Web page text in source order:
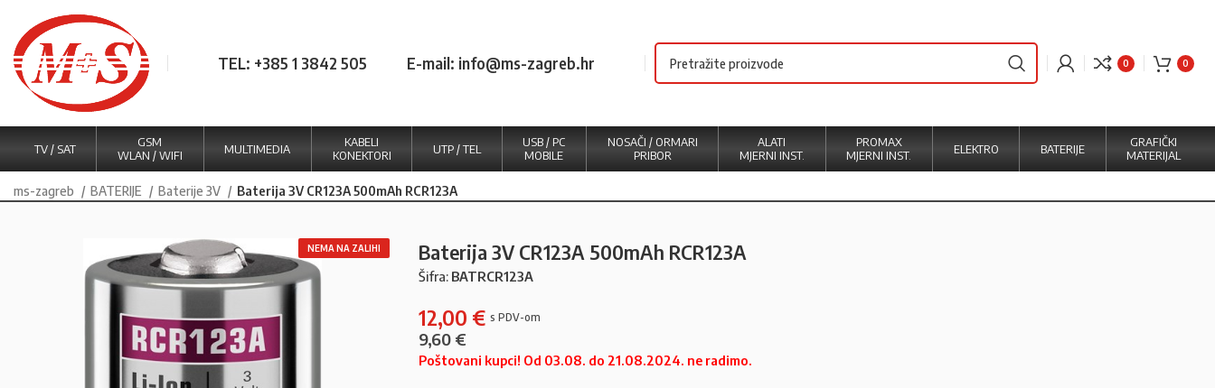
TEL: +385 1 3842 505 E-mail: info@ms-zagreb.hr 0 0
TV / SAT
GSM
WLAN / WIFI
MULTIMEDIA
KABELI
KONEKTORI
UTP / TEL
USB / PC
MOBILE
NOSAČI / ORMARI
PRIBOR
ALATI
MJERNI INST.
PROMAX
MJERNI INST.
ELEKTRO BATERIJE
GRAFIČKI
MATERIJAL
ms-zagreb BATERIJE Baterije 3V Baterija 3V CR123A 500mAh RCR123A
NEMA NA ZALIHI Baterija 3V CR123A 500mAh RCR123A
Šifra: BATRCR123A
12,00 €
9,60 €
Poštovani kupci! Od 03.08. do 21.08.2024. ne radimo.